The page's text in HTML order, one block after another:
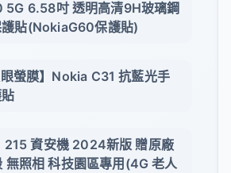
5G 6.58吋 透明高清9H玻璃鋼
貼(NokiaG60保護貼)
眼螢膜】Nokia C31 抗藍光手
215 資安機 2024新版 贈原廠
無照相 科技園區專用(4G 老人